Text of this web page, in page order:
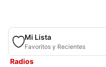
Mi Lista
Favoritos y Recientes
Radios